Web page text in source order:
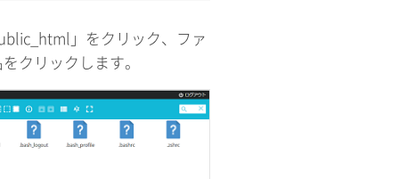
」をクリック、ファ
クリックします。